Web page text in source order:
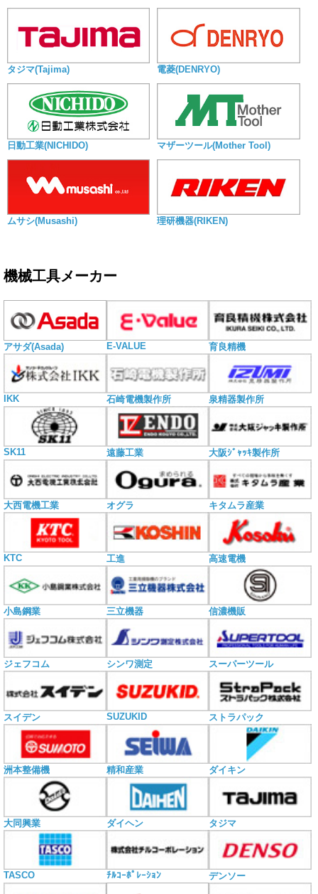
タジマ(Tajima) 電菱(DENRYO)
日動工業(NICHIDO) マザーツール(Mother Tool)
ムサシ(Musashi) 理研機器(RIKEN)
機械工具メーカー
アサダ(Asada) E-VALUE 育良精機
IKK 石崎電機製作所 泉精器製作所
SK11 遠藤工業 大阪ｼﾞｬｯｷ製作所
大西電機工業 オグラ キタムラ産業
KTC 工進 高速電機
小島鋼業 三立機器 信濃機販
ジェフコム シンワ測定 スーパーツール
スイデン SUZUKID ストラパック
洲本整備機 精和産業 ダイキン
大同興業 ダイヘン タジマ
TASCO ﾁﾙｺｰﾎﾟﾚｰｼｮﾝ デンソー